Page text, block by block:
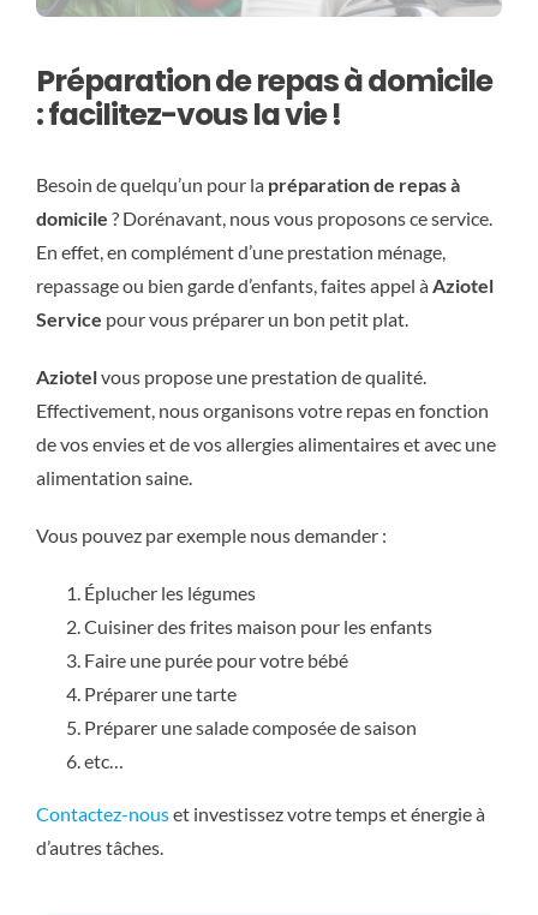
Préparation de repas à domicile
: facilitez-vous la vie !
Besoin de quelqu’un pour la préparation de repas à
domicile ? Dorénavant, nous vous proposons ce service.
En effet, en complément d’une prestation ménage,
repassage ou bien garde d’enfants, faites appel àAziotel
Service pour vous préparer un bon petit plat.
Aziotelvous propose une prestation de qualité.
Effectivement, nous organisons votre repas en fonction
de vos envies et de vos allergies alimentaires et avec une
alimentation saine.
Vous pouvez par exemple nous demander :
Éplucher les légumes
Cuisiner des frites maison pour les enfants
Faire une purée pour votre bébé
Préparer une tarte
Préparer une salade composée de saison
etc…
Contactez-nouset investissez votre temps et énergie à
d’autres tâches.